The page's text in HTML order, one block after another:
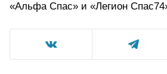
«Альфа Спас» и «Легион